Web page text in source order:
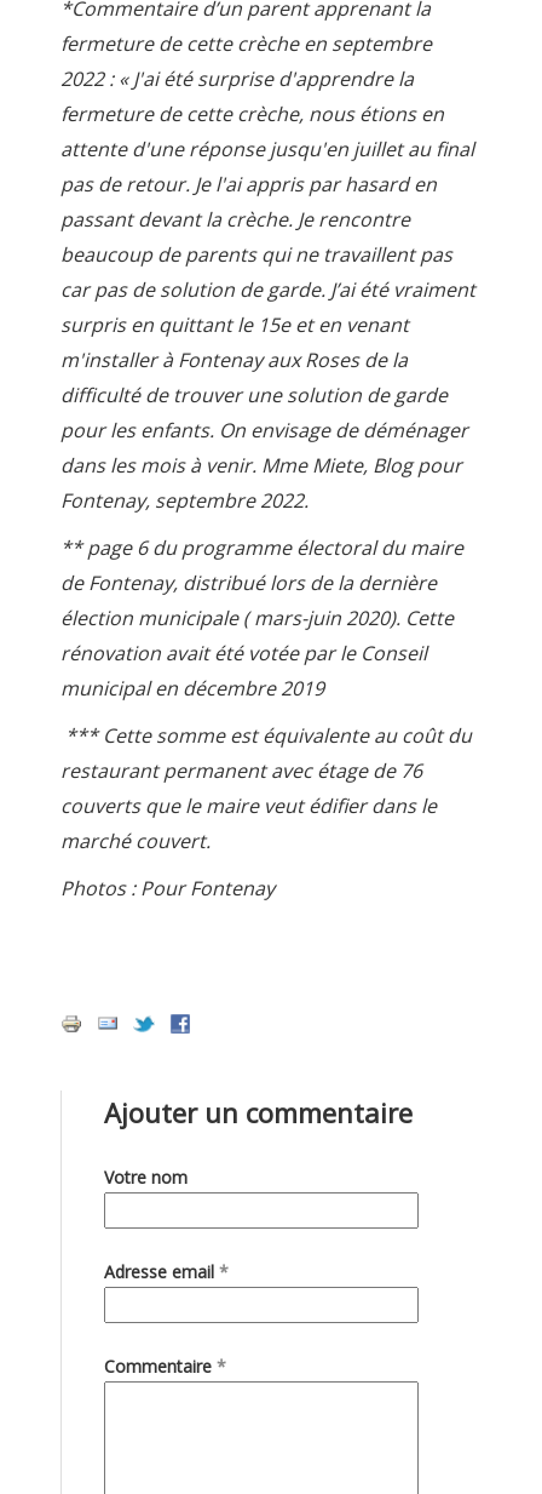
*Commentaire d’un parent apprenant la
fermeture de cette crèche en septembre
2022 : « J'ai été surprise d'apprendre la
fermeture de cette crèche, nous étions en
attente d'une réponse jusqu'en juillet au final
pas de retour. Je l'ai appris par hasard en
passant devant la crèche. Je rencontre
beaucoup de parents qui ne travaillent pas
car pas de solution de garde. J’ai été vraiment
surpris en quittant le 15e et en venant
m'installer à Fontenay aux Roses de la
difficulté de trouver une solution de garde
pour les enfants. On envisage de déménager
dans les mois à venir. Mme Miete, Blog pour
Fontenay, septembre 2022.
** page 6 du programme électoral du maire
de Fontenay, distribué lors de la dernière
élection municipale ( mars-juin 2020). Cette
rénovation avait été votée par le Conseil
municipal en décembre 2019
*** Cette somme est équivalente au coût du
restaurant permanent avec étage de 76
couverts que le maire veut édifier dans le
marché couvert.
Photos : Pour Fontenay
Ajouter un commentaire
Votre nom
Adresse email *
Commentaire *